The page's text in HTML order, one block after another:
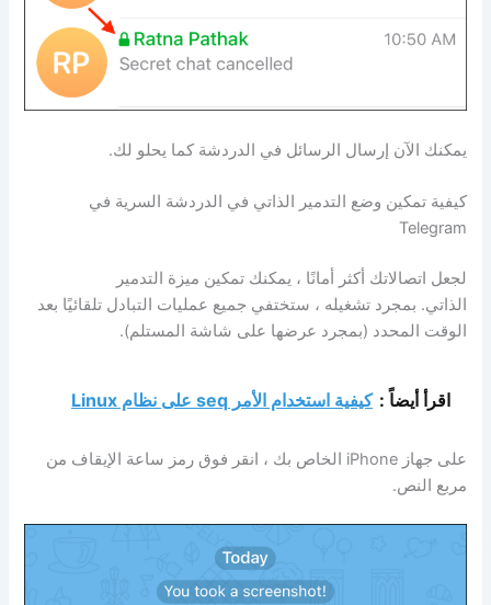
يمكنك الآن إرسال الرسائل في الدردشة كما يحلو لك.
كيفية تمكين وضع التدمير الذاتي في الدردشة السرية في
Telegram
لجعل اتصالاتك أكثر أمانًا ، يمكنك تمكين ميزة التدمير
الذاتي. بمجرد تشغيله ، ستختفي جميع عمليات التبادل تلقائيًا بعد
الوقت المحدد (بمجرد عرضها على شاشة المستلم).
اقرأ أيضاً : كيفية استخدام الأمر seq على نظام Linux
على جهاز iPhone الخاص بك ، انقر فوق رمز ساعة الإيقاف من
مربع النص.